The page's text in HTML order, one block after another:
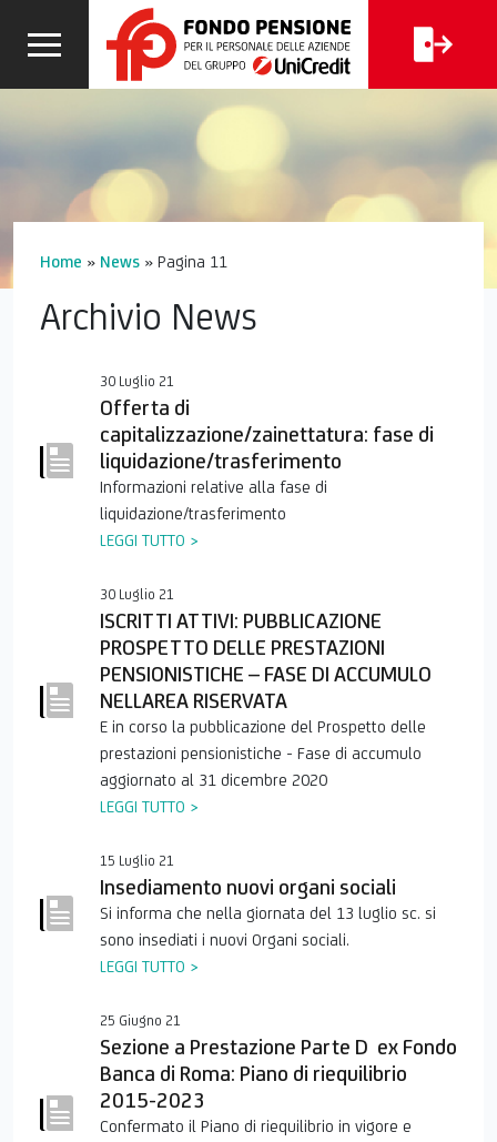
CALCOLA
LA TUA
PENSIONE
Home » News » Pagina 11
Archivio News
30 Luglio 21
Offerta di
capitalizzazione/zainettatura: fase di
liquidazione/trasferimento
Informazioni relative alla fase di
liquidazione/trasferimento
LEGGI TUTTO >
30 Luglio 21
ISCRITTI ATTIVI: PUBBLICAZIONE
PROSPETTO DELLE PRESTAZIONI
PENSIONISTICHE – FASE DI ACCUMULO
NELLAREA RISERVATA
E in corso la pubblicazione del Prospetto delle
prestazioni pensionistiche - Fase di accumulo
aggiornato al 31 dicembre 2020
LEGGI TUTTO >
15 Luglio 21
Insediamento nuovi organi sociali
Si informa che nella giornata del 13 luglio sc. si
sono insediati i nuovi Organi sociali.
LEGGI TUTTO >
25 Giugno 21
Sezione a Prestazione Parte D  ex Fondo
Banca di Roma: Piano di riequilibrio
2015-2023
Confermato il Piano di riequilibrio in vigore e